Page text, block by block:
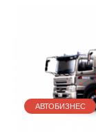
АВТОБИЗНЕС